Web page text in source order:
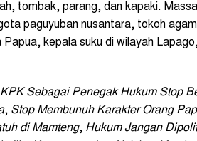
tombak, parang, dan kapaki.
paguyuban nusantara, tokoh
kepala suku di wilayah
KPK Sebagai Penegak Hukum Stop
, Stop Membunuh Karakter Orang
di Mamteng, Hukum Jangan